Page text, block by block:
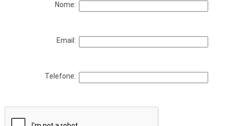
Nome:
Email:
Telefone: